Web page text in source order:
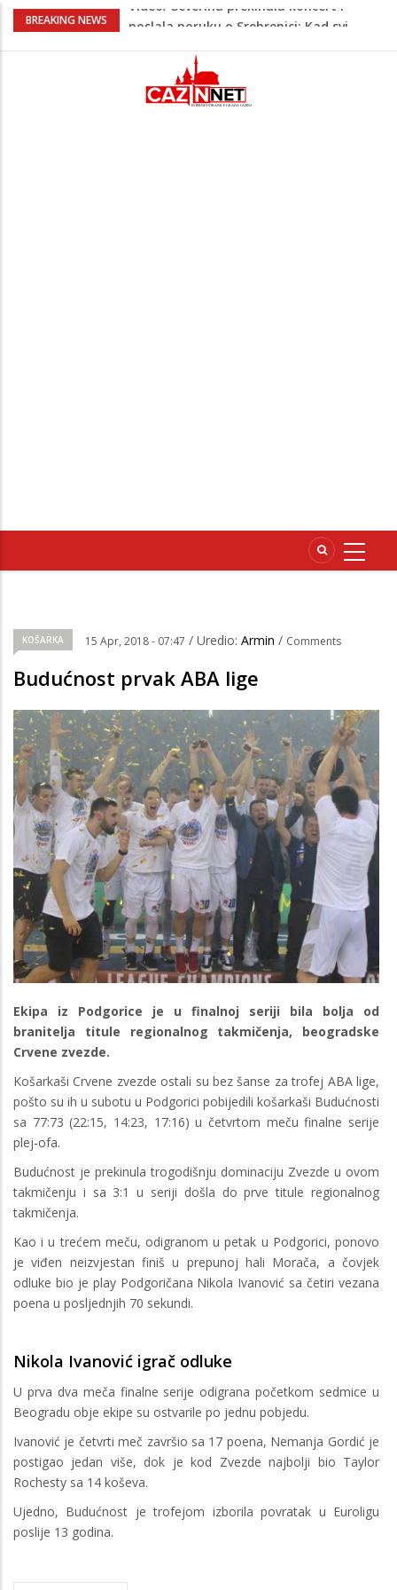
BREAKING NEWS
Na Ahiret preselio RAMIĆ (SAFETA) SENAD
BMW sa slovenskim tablicama završio u
rasvjetnom stubu
Evo gdje i kada nestaje struja u Krajini
KOŠARKA 15 Apr, 2018 - 07:47 / Uredio: Armin / Comments
Budućnost prvak ABA lige
Ekipa iz Podgorice je u finalnoj seriji bila bolja od
branitelja titule regionalnog takmičenja, beogradske
Crvene zvezde.
Košarkaši Crvene zvezde ostali su bez šanse za trofej ABA lige,
pošto su ih u subotu u Podgorici pobijedili košarkaši Budućnosti
sa 77:73 (22:15, 14:23, 17:16) u četvrtom meču finalne serije
plej-ofa.
Budućnost je prekinula trogodišnju dominaciju Zvezde u ovom
takmičenju i sa 3:1 u seriji došla do prve titule regionalnog
takmičenja.
Kao i u trećem meču, odigranom u petak u Podgorici, ponovo
je viđen neizvjestan finiš u prepunoj hali Morača, a čovjek
odluke bio je play Podgoričana Nikola Ivanović sa četiri vezana
poena u posljednjih 70 sekundi.
Nikola Ivanović igrač odluke
U prva dva meča finalne serije odigrana početkom sedmice u
Beogradu obje ekipe su ostvarile po jednu pobjedu.
Ivanović je četvrti meč završio sa 17 poena, Nemanja Gordić je
postigao jedan više, dok je kod Zvezde najbolji bio Taylor
Rochesty sa 14 koševa.
Ujedno, Budućnost je trofejom izborila povratak u Euroligu
poslije 13 godina.